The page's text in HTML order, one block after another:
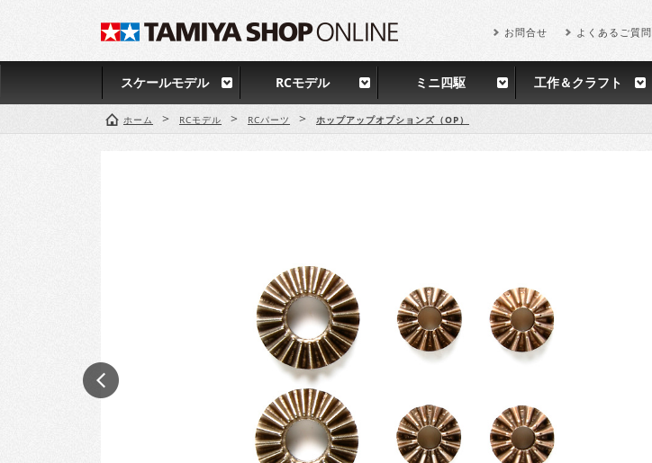
お問合せ よくあるご質問
スケールモデル RCモデル ミニ四駆 工作＆クラフト
ホーム > RCモデル > RCパーツ > ホップアップオプションズ（OP）